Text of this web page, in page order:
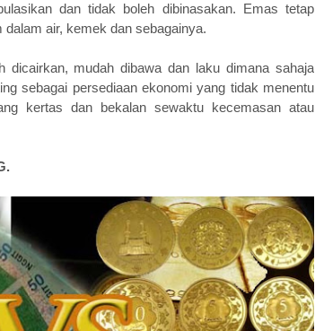
dan tidak boleh dibinasakan. Emas tetap
dalam air, kemek dan sebagainya.
dicairkan, mudah dibawa dan laku dimana sahaja
sebagai persediaan ekonomi yang tidak menentu
kertas dan bekalan sewaktu kecemasan atau